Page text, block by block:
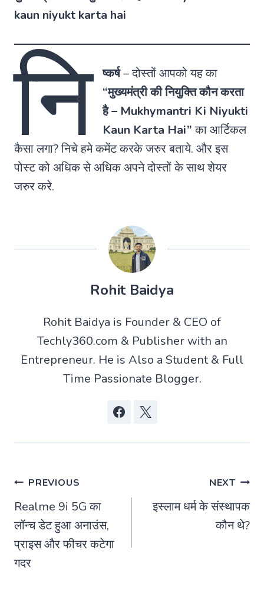
kaun niyukt karta hai
नि ष्कर्ष– दोस्तों आपको यह का
“मुख्यमंत्री की नियुक्ति कौन करता
है – Mukhymantri Ki Niyukti
Kaun Karta Hai”का आर्टिकल
कैसा लगा? निचे हमे कमेंट करके जरुर बताये. और इस
पोस्ट को अधिक से अधिक अपने दोस्तों के साथ शेयर
जरुर करे.
Rohit Baidya
Rohit Baidya is Founder & CEO of
Techly360.com & Publisher with an
Entrepreneur. He is Also a Student & Full
Time Passionate Blogger.
Post
navigation
PREVIOUS
Realme 9i 5G का
लॉन्च डेट हुआ अनाउंस,
प्राइस और फीचर कटेगा
गदर
NEXT
इस्लाम धर्म के संस्थापक
कौन थे?